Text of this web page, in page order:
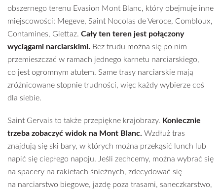
obszernego terenu Evasion Mont Blanc, który obejmuje inne
miejscowości: Megeve, Saint Nocolas de Veroce, Combloux,
Contamines, Giettaz. Cały ten teren jest połączony
wyciągami narciarskimi. Bez trudu można się po nim
przemieszczać w ramach jednego karnetu narciarskiego,
co jest ogromnym atutem. Same trasy narciarskie mają
zróżnicowane stopnie trudności, więc każdy wybierze coś
dla siebie.
Saint Gervais to także przepiękne krajobrazy. Koniecznie
trzeba zobaczyć widok na Mont Blanc. Wzdłuż tras
znajdują się ski bary, w których można przekąsić lunch lub
napić się ciepłego napoju. Jeśli zechcemy, można wybrać się
na spacery na rakietach śnieżnych, zdecydować się
na narciarstwo biegowe, jazdę poza trasami, saneczkarstwo,